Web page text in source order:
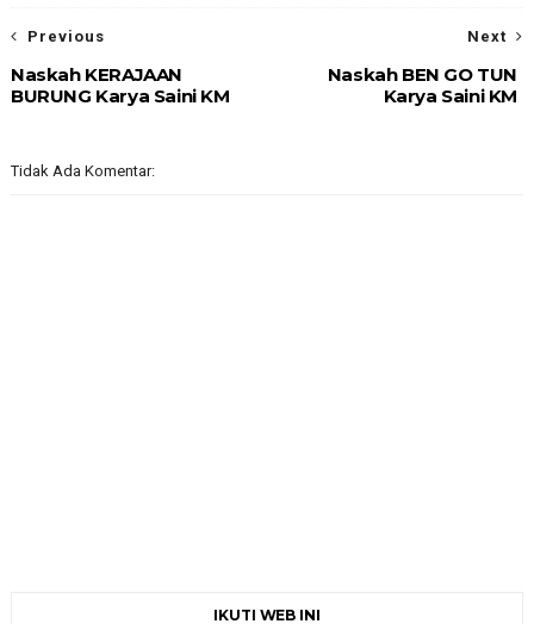
Next
Naskah BEN GO TUN
Karya Saini KM
Previous
Naskah KERAJAAN
BURUNG Karya Saini KM
Tidak Ada Komentar:
IKUTI WEB INI